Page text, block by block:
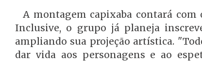
A montagem capixaba contará
Inclusive, o grupo já planeja
ampliando sua projeção artística.
dar vida aos personagens e ao